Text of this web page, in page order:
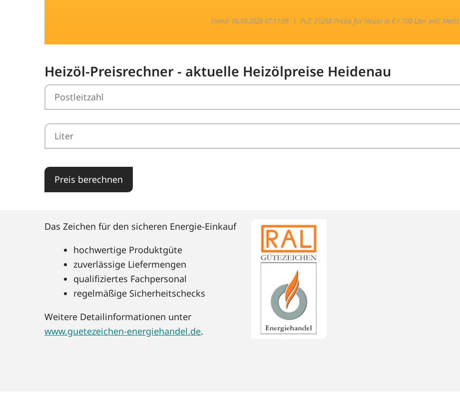
Stand: 06.08.2026 07:11:05 |PLZ: 21258 Preise für Heizöl in € / 100 Liter inkl. MwSt.
Heizöl-Preisrechner - aktuelle Heizölpreise Heidenau
Preis berechnen
Das Zeichen für den sicheren Energie-Einkauf
hochwertige Produktgüte
zuverlässige Liefermengen
qualifiziertes Fachpersonal
regelmäßige Sicherheitschecks
Weitere Detailinformationen unter
www.guetezeichen-energiehandel.de.